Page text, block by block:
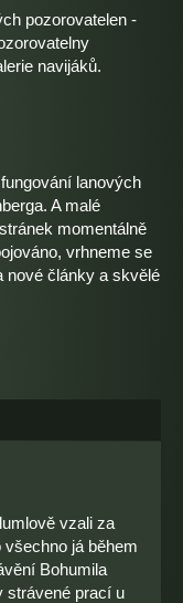
pozorovatelen -
navijáků.
lanových
A malé
momentálně
vrhneme se
nové články a skvělé
vzali za
všechno já během
Bohumila
strávené prací u